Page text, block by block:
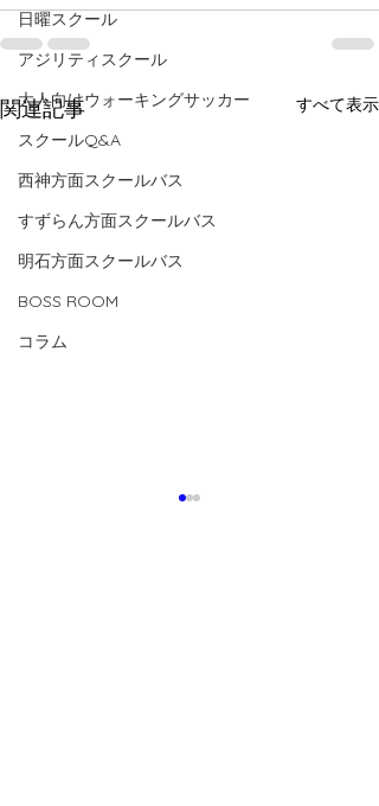
日曜スクール
アジリティスクール
大人向けウォーキングサッカー
スクールQ&A
西神方面スクールバス
すずらん方面スクールバス
明石方面スクールバス
BOSS ROOM
コラム
関連記事 すべて表示